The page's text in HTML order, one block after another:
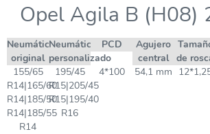
Opel Agila B (H08)
Neumático
original
Neumático
personalizado
PCD
Agujero
central de
155/65
R14|165/60
R14|185/50
R14|185/55
R14
195/45
R15|205/45
R15|195/40
R16
4*100 54,1 mm